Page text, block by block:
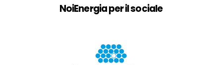
NoiEnergia per il sociale